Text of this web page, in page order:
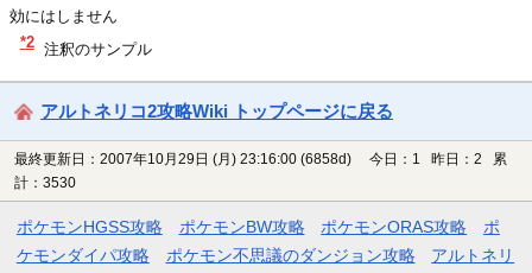
効にはしません
*2 注釈のサンプル
アルトネリコ2攻略Wiki トップページに戻る
最終更新日：2007年10月29日 (月) 23:16:00 (6858d)
今日：1 昨日：2 累
計：3530
ポケモンHGSS攻略 ポケモンBW攻略 ポケモンORAS攻略
ポ
ケモンダイパ攻略
ポケモン不思議のダンジョン攻略
アルトネリ